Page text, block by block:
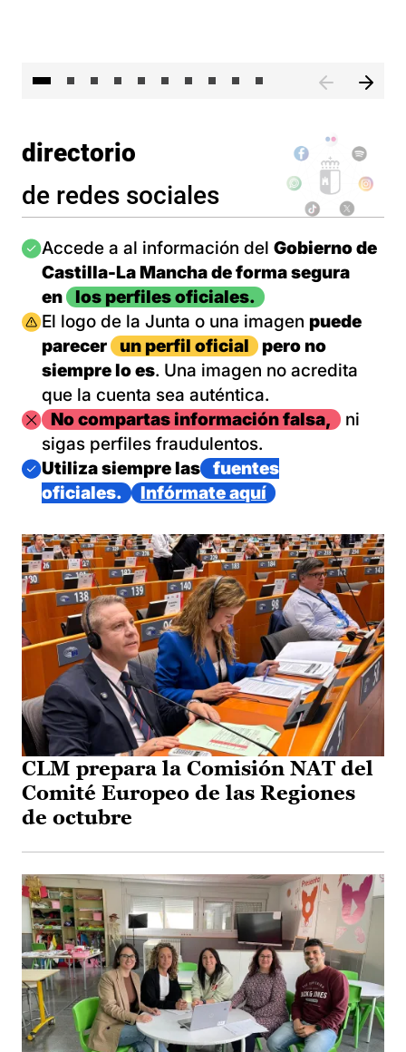
directorio
de redes sociales
Imagen
Accede a al información del Gobierno de
Castilla-La Mancha de forma segura
en
los perfiles oficiales.
Imagen
El logo de la Junta o una imagen puede
parecer
un perfil oficial
pero no
siempre lo es. Una imagen no acredita
que la cuenta sea auténtica.
ImagenNo compartas información falsa,
ni
sigas perfiles fraudulentos.
Imagen
Utiliza siempre las
fuentes
oficiales.
Infórmate aquí
CLM prepara la Comisión NAT del
Comité Europeo de las Regiones
de octubre